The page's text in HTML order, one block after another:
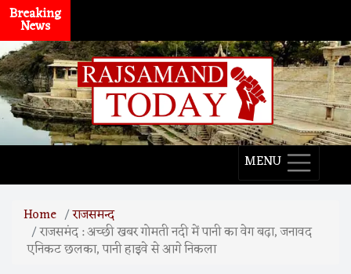
Breaking
News
MENU
Home राजसमन्द
राजसमंद : अच्छी खबर गोमती नदी में पानी का वेग बढ़ा, जनावद
एनिकट छलका, पानी हाइवे से आगे निकला